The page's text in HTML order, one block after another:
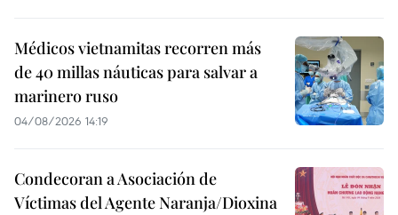
Médicos vietnamitas recorren más
de 40 millas náuticas para salvar a
marinero ruso
04/08/2026 14:19
Condecoran a Asociación de
Víctimas del Agente Naranja/Dioxina